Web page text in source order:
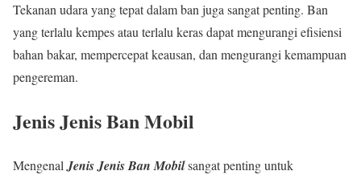
Tekanan udara yang tepat dalam ban juga sangat penting. Ban
yang terlalu kempes atau terlalu keras dapat mengurangi efisiensi
bahan bakar, mempercepat keausan, dan mengurangi kemampuan
pengereman.
Jenis Jenis Ban Mobil
Mengenal Jenis Jenis Ban Mobilsangat penting untuk